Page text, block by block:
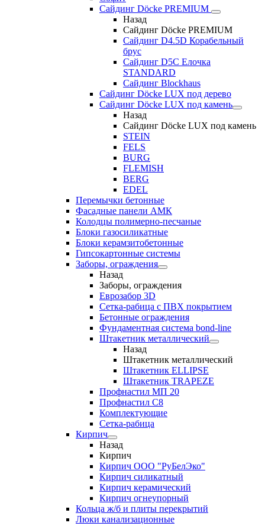
Сайдинг Döcke PREMIUM
Назад
Сайдинг Döcke PREMIUM
Сайдинг D4.5D Корабельный
брус
Сайдинг D5С Елочка
STANDARD
Сайдинг Blockhaus
Сайдинг Döcke LUX под дерево
Сайдинг Döcke LUX под камень
Назад
Сайдинг Döcke LUX под камень
STEIN
FELS
BURG
FLEMISH
BERG
EDEL
Перемычки бетонные
Фасадные панели АМК
Колодцы полимерно-песчаные
Блоки газосиликатные
Блоки керамзитобетонные
Гипсокартонные системы
Заборы, ограждения
Назад
Заборы, ограждения
Еврозабор 3D
Сетка-рабица с ПВХ покрытием
Бетонные ограждения
Фундаментная система bond-line
Штакетник металлический
Назад
Штакетник металлический
Штакетник ELLIPSE
Штакетник TRAPEZE
Профнастил МП 20
Профнастил С8
Комплектующие
Сетка-рабица
Кирпич
Назад
Кирпич
Кирпич ООО "РуБелЭко"
Кирпич силикатный
Кирпич керамический
Кирпич огнеупорный
Кольца ж/б и плиты перекрытий
Люки канализационные